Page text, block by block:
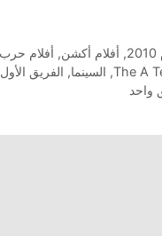
, أفلام أكشن, أفلام
The A
, السينما, الفريق الأول
واحد